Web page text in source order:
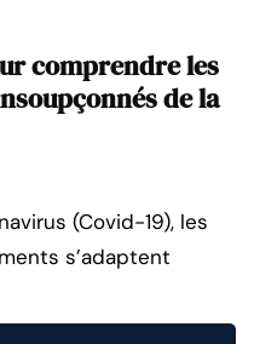
comprendre les
de la
(Covid-19), les
s’adaptent